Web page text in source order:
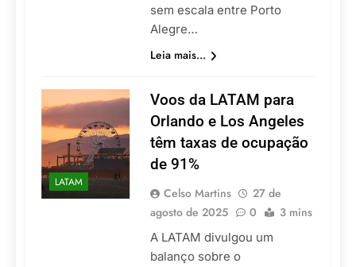
sem escala entre Porto
Alegre…
Leia mais...
LATAM
Voos da LATAM para
Orlando e Los Angeles
têm taxas de ocupação
de 91%
Celso Martins
27 de
agosto de 2025
0 3 mins
A LATAM divulgou um
balanço sobre o